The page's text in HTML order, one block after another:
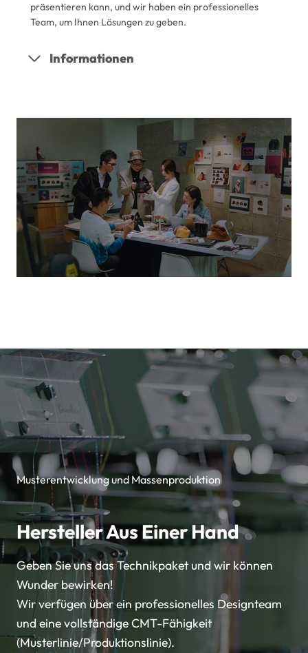
präsentieren kann, und wir haben ein professionelles
Team, um Ihnen Lösungen zu geben.
Informationen
Musterentwicklung und Massenproduktion
Hersteller Aus Einer Hand
Geben Sie uns das Technikpaket und wir können
Wunder bewirken!
Wir verfügen über ein professionelles Designteam
und eine vollständige CMT-Fähigkeit
(Musterlinie/Produktionslinie).